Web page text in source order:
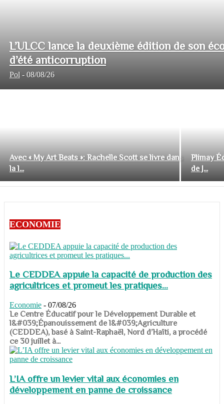
L’ULCC lance la deuxième édition de son
d’été anticorruption
Pol - 08/08/26
Avec « My Art Beats »: Rachelle Scott se livre dans
la l...
Plimay
de J...
ECONOMIE
Le CEDDEA appuie la capacité de production des
agricultrices et promeut les pratiques...
Economie - 07/08/26
​​​​​​​Le Centre Éducatif pour le Développement Durable et
l&#039;Épanouissement de l&#039;Agriculture
(CEDDEA), basé à Saint-Raphaël, Nord d’Haïti, a procédé
ce 30 juillet à...
L’IA offre un levier vital aux économies en
développement en panne de croissance